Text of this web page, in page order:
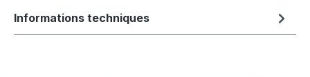
Informations techniques